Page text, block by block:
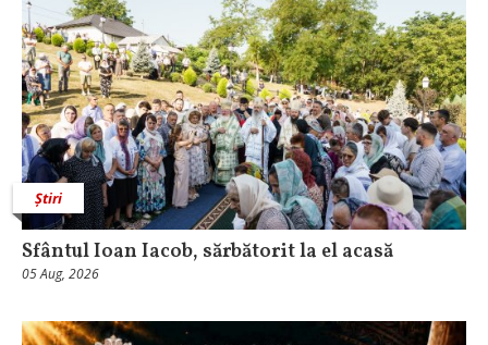
Știri
Sfântul Ioan Iacob, sărbătorit la el acasă
05 Aug, 2026